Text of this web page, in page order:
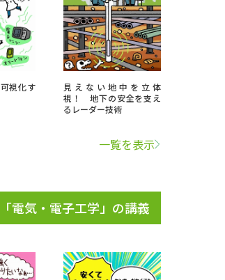
めた理由
書 夢ナビライブ
視化す
見えない地中を立体
視！ 地下の安全を支え
るレーダー技術
一覧を表示
電気・電子工学」の講義